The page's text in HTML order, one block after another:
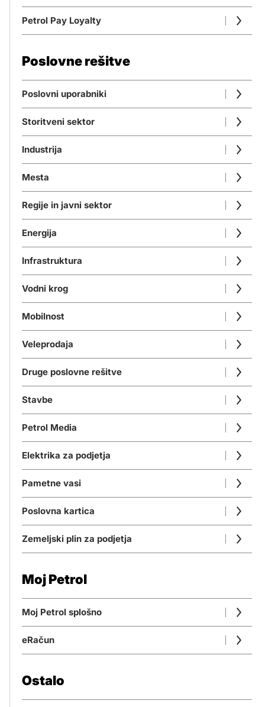
Petrol Pay Loyalty
Poslovne rešitve
Poslovni uporabniki
Storitveni sektor
Industrija
Mesta
Regije in javni sektor
Energija
Infrastruktura
Vodni krog
Mobilnost
Veleprodaja
Druge poslovne rešitve
Stavbe
Petrol Media
Elektrika za podjetja
Pametne vasi
Poslovna kartica
Zemeljski plin za podjetja
Moj Petrol
Moj Petrol splošno
eRačun
Ostalo